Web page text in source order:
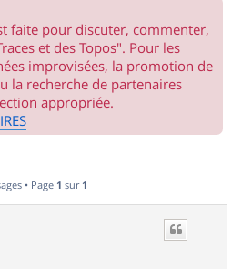
faite pour discuter, commenter,
et des Topos". Pour les
improvisées, la promotion de
la recherche de partenaires
appropriée.
• Page 1 sur 1